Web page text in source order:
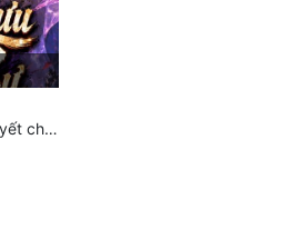
Chương 689 Sinh tử quyết chiến- đại kết cục.